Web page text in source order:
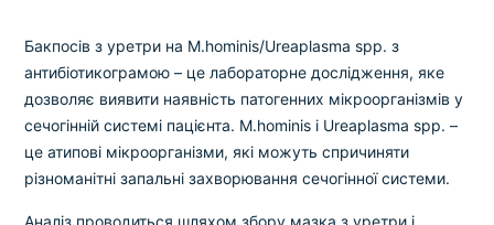
Бакпосів з уретри на M.hominis/Ureaplasma spp. з
антибіотикограмою – це лабораторне дослідження, яке
дозволяє виявити наявність патогенних мікроорганізмів у
сечогінній системі пацієнта. M.hominis і Ureaplasma spp. –
це атипові мікроорганізми, які можуть спричиняти
різноманітні запальні захворювання сечогінної системи.
Аналіз проводиться шляхом збору мазка з уретри і
* Адміністрація клініки вживає всіх заходів для
своєчасного оновлення розміщеного на сайті прайс-
листа. Проте, щоб уникнути можливих непорозумінь,
рекомендуємо уточнювати вартість та терміни
виконання досліджень за телефонами, вказаними на